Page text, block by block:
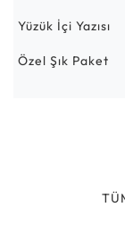
Yüzük İçi Yazısı
Özel Şık Paket